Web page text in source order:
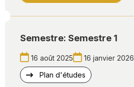
Semestre: Semestre 1
16 août 2025
16 janvier 2026
Plan d'études